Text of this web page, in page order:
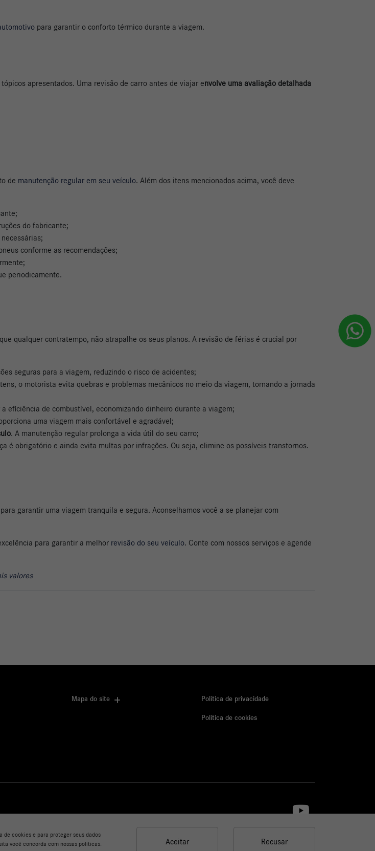
para garantir o conforto térmico durante a viagem.
apresentados. Uma revisão de carro antes de viajar envolve uma avaliação detalhada
de manutenção regular em seu veículo. Além dos itens mencionados acima, você deve
do fabricante;
conforme as recomendações;
periodicamente.
qualquer contratempo, não atrapalhe os seus planos. A revisão de férias é crucial por
seguras para a viagem, reduzindo o risco de acidentes;
o motorista evita quebras e problemas mecânicos no meio da viagem, tornando a jornada
eficiência de combustível, economizando dinheiro durante a viagem;
uma viagem mais confortável e agradável;
. A manutenção regular prolonga a vida útil do seu carro;
é obrigatório e ainda evita multas por infrações. Ou seja, elimine os possíveis transtornos.
garantir uma viagem tranquila e segura. Aconselhamos você a se planejar com
para garantir a melhor revisão do seu veículo. Conte com nossos serviços e agende
valores
Mapa do site Política de privacidade
Política de cookies
de cookies e para proteger seus dados
você concorda com nossas políticas. Aceitar Recusar